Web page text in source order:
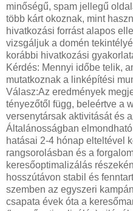
minőségű, spam jellegű
több kárt okoznak, mint
hivatkozási forrást alapos
vizsgáljuk a domén
korábbi hivatkozási
Kérdés: Mennyi időbe telik,
mutatkoznak a linképítési
Válasz:Az eredmények
tényezőtől függ, beleértve a
versenytársak aktivitását és
Általánosságban
hatásai 2-4 hónap elteltével
rangsorolásban és a
keresőoptimalizálás
hosszútávon stabil és
szemben az egyszeri
csapata évek óta a